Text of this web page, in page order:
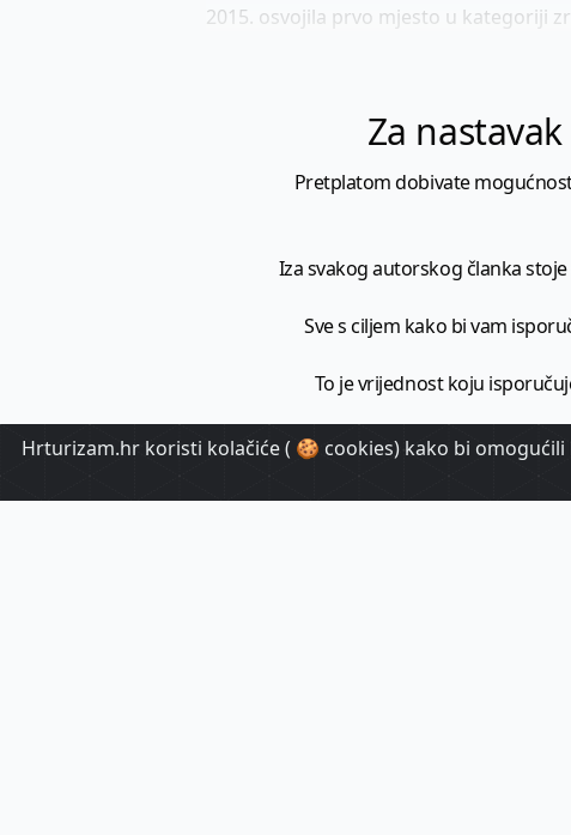
2015. osvojila prvo mjesto u kategoriji
Za
Pretplatom dobivate
Iza svakog autorskog članka
Sve s ciljem kako bi vam
To je vrijednost koju
Hrturizam.hr koristi kolačiće ( 🍪 cookies) kako bi